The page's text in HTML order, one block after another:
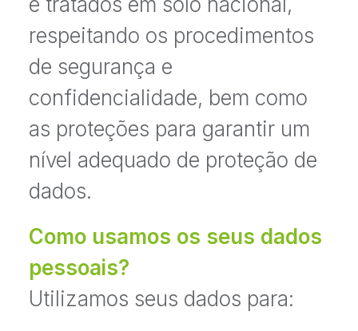
respeitando os procedimentos
de segurança e
confidencialidade, bem como
as proteções para garantir um
nível adequado de proteção de
dados.
Como usamos os seus dados
pessoais?
Utilizamos seus dados para: